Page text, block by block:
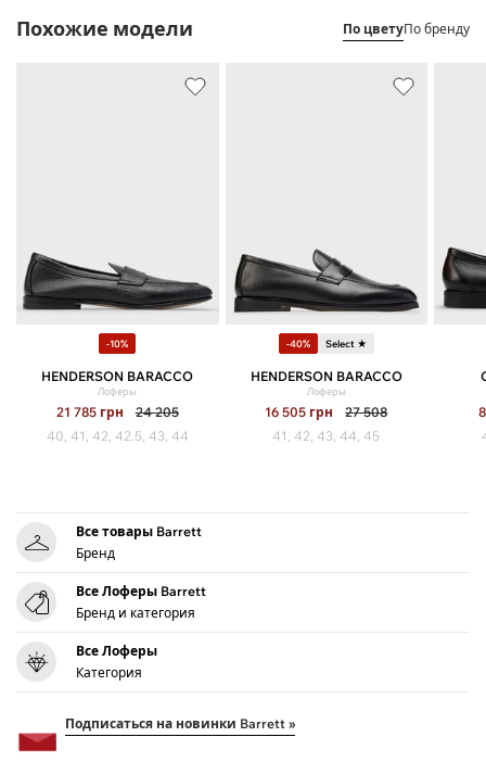
Похожие модели По цветуПо бренду
-10%
HENDERSON BARACCO
Лоферы
21 785 грн
24 205
40, 41, 42, 42.5, 43, 44
-40% Select ★
HENDERSON BARACCO
Лоферы
16 505 грн
27 508
41, 42, 43, 44, 45
Все товары Barrett
Бренд
Все Лоферы Barrett
Бренд и категория
Все Лоферы
Категория
Подписаться на новинки Barrett »